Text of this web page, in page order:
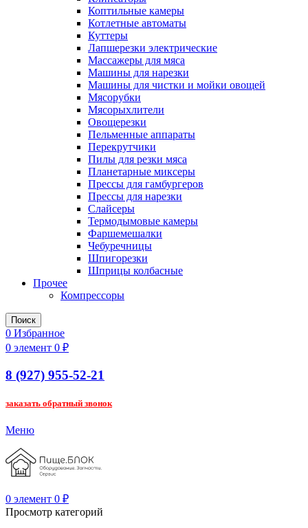
Коптильные камеры
Котлетные автоматы
Куттеры
Лапшерезки электрические
Массажеры для мяса
Машины для нарезки
Машины для чистки и мойки овощей
Мясорубки
Мясорыхлители
Овощерезки
Пельменные аппараты
Перекрутчики
Пилы для резки мяса
Планетарные миксеры
Прессы для гамбургеров
Прессы для нарезки
Слайсеры
Термодымовые камеры
Фаршемешалки
Чебуречницы
Шпигорезки
Шприцы колбасные
Прочее
Компрессоры
Поиск
0 Избранное
0 элемент 0 ₽
8 (927) 955-52-21
заказать обратный звонок
Меню
0 элемент 0 ₽
Просмотр категорий